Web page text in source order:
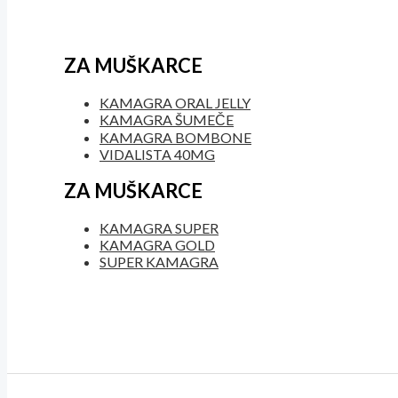
ZA MUŠKARCE
KAMAGRA ORAL JELLY
KAMAGRA ŠUMEČE
KAMAGRA BOMBONE
VIDALISTA 40MG
ZA MUŠKARCE
KAMAGRA SUPER
KAMAGRA GOLD
SUPER KAMAGRA